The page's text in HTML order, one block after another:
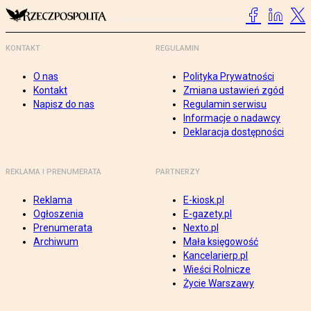
KONTAKT
O nas
Kontakt
Napisz do nas
REGULAMIN
Polityka Prywatności
Zmiana ustawień zgód
Regulamin serwisu
Informacje o nadawcy
Deklaracja dostępności
REKLAMA I PRENUMERATA
Reklama
Ogłoszenia
Prenumerata
Archiwum
PARTNERZY
E-kiosk.pl
E-gazety.pl
Nexto.pl
Mała księgowość
Kancelarierp.pl
Wieści Rolnicze
Życie Warszawy